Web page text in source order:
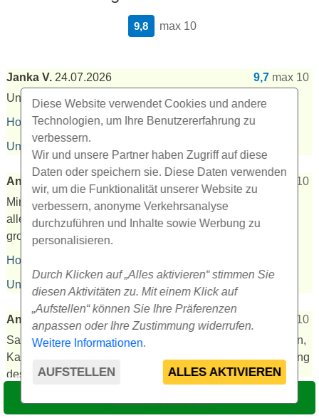
Diese Website verwendet Cookies und andere
Technologien, um Ihre Benutzererfahrung zu
verbessern.
Wir und unsere Partner haben Zugriff auf diese
Daten oder speichern sie. Diese Daten verwenden
wir, um die Funktionalität unserer Website zu
verbessern, anonyme Verkehrsanalyse
durchzuführen und Inhalte sowie Werbung zu
personalisieren.
Durch Klicken auf „Alles aktivieren“ stimmen Sie
diesen Aktivitäten zu. Mit einem Klick auf
„Aufstellen“ können Sie Ihre Präferenzen
anpassen oder Ihre Zustimmung widerrufen.
Weitere Informationen.
AUFSTELLEN ALLES AKTIVIEREN
max 10
9,8
Janka V. 24.07.2026 9,7 max 10
Uns gefielen insbesondere die Abläufe.
(Translation)
Hotel Flora ***
Unterkunft
Andrea R. 19.07.2026
max 10
Mir gefielen die Behandlungen, die Zimmer waren schön,
alles war sauber und gemütlich, und das Personal war
großartig.(Translation)
Hotel Flora ***
Unterkunft
10 Verpflegung 10 Kurprozeduren
Anna K. 19.07.2026
max 10
Sauberkeit, hilfsbereites Personal, ausgezeichnetes Essen,
Kaffee und Dessert am Nachmittag, Möglichkeit zur Nutzung
des Pools tagsüber.(Translation)
Hotel Flora ***